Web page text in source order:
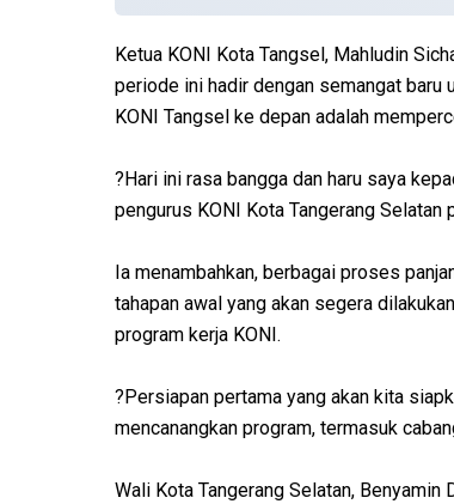
Ketua KONI Kota Tangsel, Mahludin
periode ini hadir dengan semangat baru
KONI Tangsel ke depan adalah
?Hari ini rasa bangga dan haru saya
pengurus KONI Kota Tangerang Selatan
Ia menambahkan, berbagai proses
tahapan awal yang akan segera
program kerja KONI.
?Persiapan pertama yang akan kita
mencanangkan program, termasuk
Wali Kota Tangerang Selatan,